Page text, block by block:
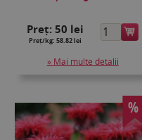
Preț:50 lei
Preț/kg: 58.82 lei
» Mai multe detalii
%